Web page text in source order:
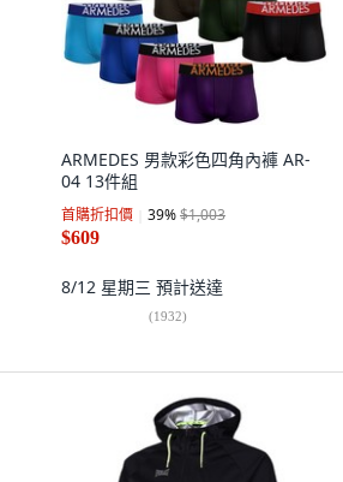
ARMEDES 男款彩色四角內褲 AR-
04 13件組
首購折扣價 39%$1,003
$609
8/12 星期三 預計送達
(1932)